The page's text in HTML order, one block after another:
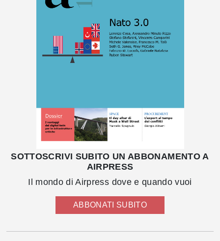
SOTTOSCRIVI SUBITO UN ABBONAMENTO A
AIRPRESS
Il mondo di Airpress dove e quando vuoi
ABBONATI SUBITO